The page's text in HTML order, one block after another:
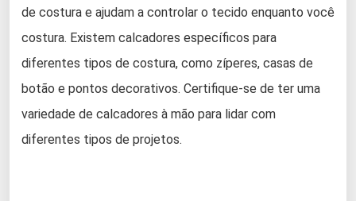
de costura e ajudam a controlar o tecido enquanto você
costura. Existem calcadores específicos para
diferentes tipos de costura, como zíperes, casas de
botão e pontos decorativos. Certifique-se de ter uma
variedade de calcadores à mão para lidar com
diferentes tipos de projetos.